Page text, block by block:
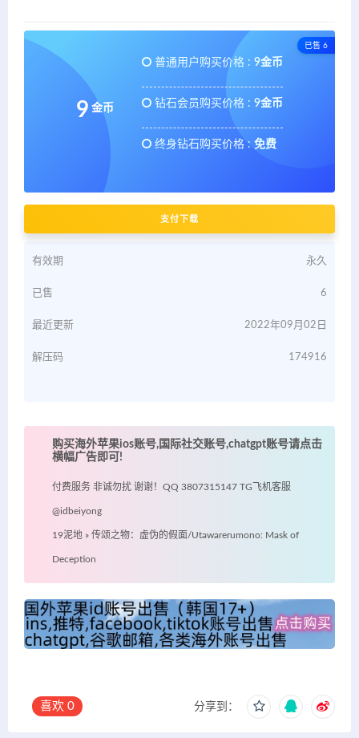
已售 6
9 金币
普通用户购买价格 : 9金币
钻石会员购买价格 : 9金币
终身钻石购买价格 : 免费
支付下载
有效期 永久
已售 6
最近更新 2022年09月02日
解压码 174916
购买海外苹果ios账号,国际社交账号,chatgpt账号请点击
横幅广告即可!
付费服务 非诚勿扰 谢谢！QQ 3807315147 TG飞机客服
@idbeiyong
19泥地 » 传颂之物：虚伪的假面/Utawarerumono: Mask of
Deception
喜欢 0 分享到：